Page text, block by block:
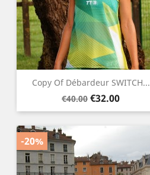
Copy Of Débardeur SWITCH...
Regular
price
€40.00 Price
€32.00
-20%